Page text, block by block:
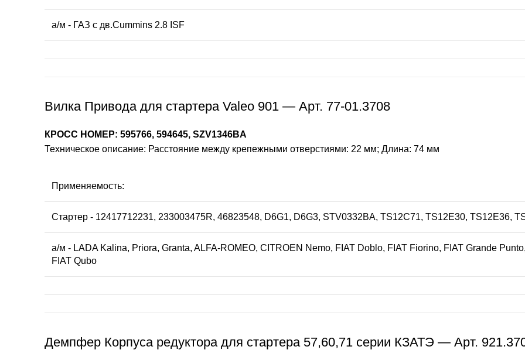
а/м - ГАЗ с дв.Cummins 2.8 ISF
Вилка Привода для стартера Valeo 901 — Арт. 77-01.3708
КРОСС НОМЕР: 595766, 594645, SZV1346BA
Техническое описание: Расстояние между крепежными отверстиями: 22 мм; Длина: 74 мм
Применяемость:
Стартер - 12417712231, 233003475R, 46823548, D6G1, D6G3, STV0332BA, TS12C71, TS12E30, TS12E36,
а/м - LADA Kalina, Priora, Granta, ALFA-ROMEO, CITROEN Nemo, FIAT Doblo, FIAT Fiorino, FIAT Grande
FIAT Qubo
Демпфер Корпуса редуктора для стартера 57,60,71 серии КЗАТЭ — Арт.